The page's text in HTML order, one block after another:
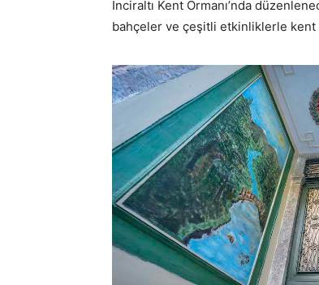
İnciraltı Kent Ormanı’nda
bahçeler ve çeşitli etkinliklerle kent